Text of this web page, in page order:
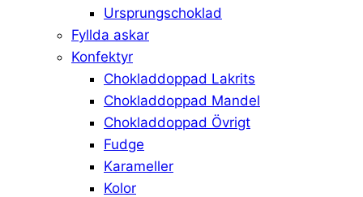
Ursprungschoklad
Fyllda askar
Konfektyr
Chokladdoppad Lakrits
Chokladdoppad Mandel
Chokladdoppad Övrigt
Fudge
Karameller
Kolor